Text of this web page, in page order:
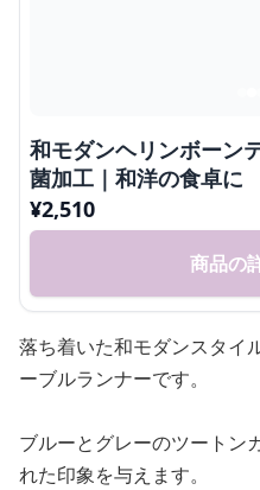
和モダンヘリンボーン
菌加工｜和洋の食卓に
¥2,510
商品の
落ち着いた和モダンスタイ
ーブルランナーです。
ブルーとグレーのツートン
れた印象を与えます。